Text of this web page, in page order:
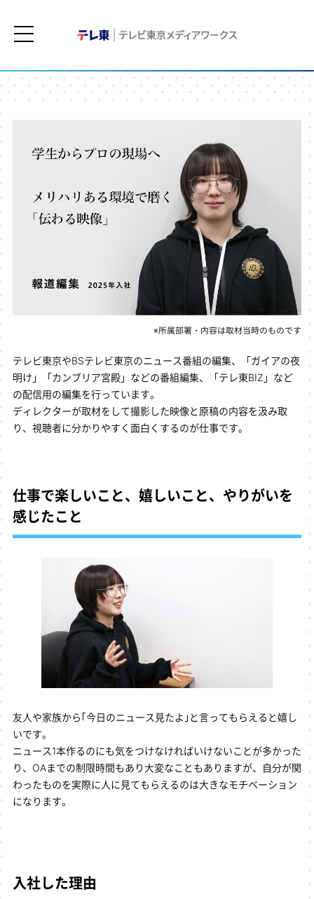
※所属部署・内容は取材当時のものです
テレビ東京やBSテレビ東京のニュース番組の編集、「ガイアの夜
明け」「カンブリア宮殿」などの番組編集、「テレ東BIZ」など
の配信用の編集を行っています。
ディレクターが取材をして撮影した映像と原稿の内容を汲み取
り、視聴者に分かりやすく面白くするのが仕事です。
仕事で楽しいこと、嬉しいこと、やりがいを
感じたこと
友人や家族から｢今日のニュース見たよ｣と言ってもらえると嬉し
いです。
ニュース1本作るのにも気をつけなければいけないことが多かった
り、OAまでの制限時間もあり大変なこともありますが、自分が関
わったものを実際に人に見てもらえるのは大きなモチベーション
になります。
入社した理由